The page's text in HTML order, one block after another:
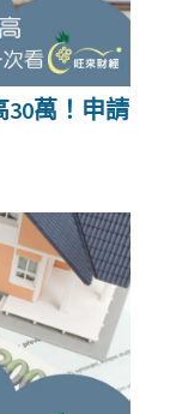
30萬！申請